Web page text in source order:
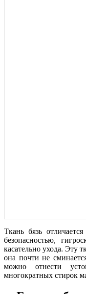
Ткань бязь
безопасностью,
касательно ухода. Эту
она почти не
можно отнести
многократных стирок